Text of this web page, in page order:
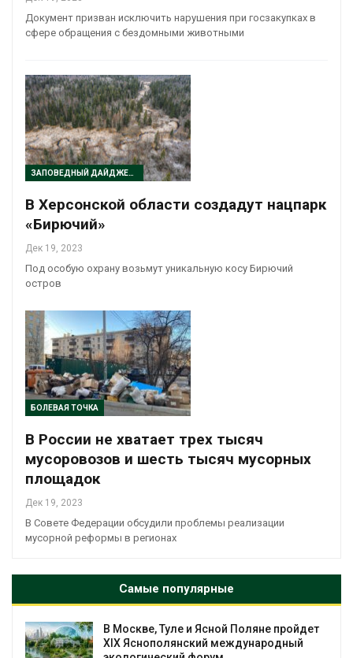
Документ призван исключить нарушения при госзакупках в
сфере обращения с бездомными животными
ЗАПОВЕДНЫЙ ДАЙДЖЕСТ
В Херсонской области создадут нацпарк
«Бирючий»
Дек 19, 2023
Под особую охрану возьмут уникальную косу Бирючий
остров
БОЛЕВАЯ ТОЧКА
В России не хватает трех тысяч
мусоровозов и шесть тысяч мусорных
площадок
Дек 19, 2023
В Совете Федерации обсудили проблемы реализации
мусорной реформы в регионах
Самые популярные
В Москве, Туле и Ясной Поляне пройдет
XIX Яснополянский международный